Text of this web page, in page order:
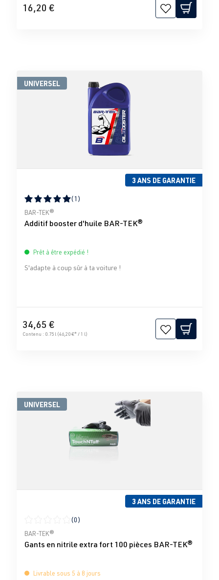
16,20 €
UNIVERSEL
3 ANS DE GARANTIE
Note moyenne de 5 sur 5 étoiles
(1)
BAR-TEK®
Additif booster d'huile BAR-TEK®
Prêt à être expédié !
S'adapte à coup sûr à ta voiture !
34,65 €
Contenu : 0.75 l (46,20 €* / 1 l)
UNIVERSEL
3 ANS DE GARANTIE
Note moyenne de 0 sur 5 étoiles
(0)
BAR-TEK®
Gants en nitrile extra fort 100 pièces BAR-TEK®
Livrable sous 5 à 8 jours